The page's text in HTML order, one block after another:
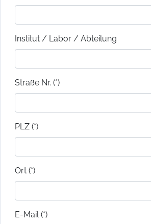
Institut / Labor / Abteilung
Straße Nr. (*)
PLZ (*)
Ort (*)
E-Mail (*)